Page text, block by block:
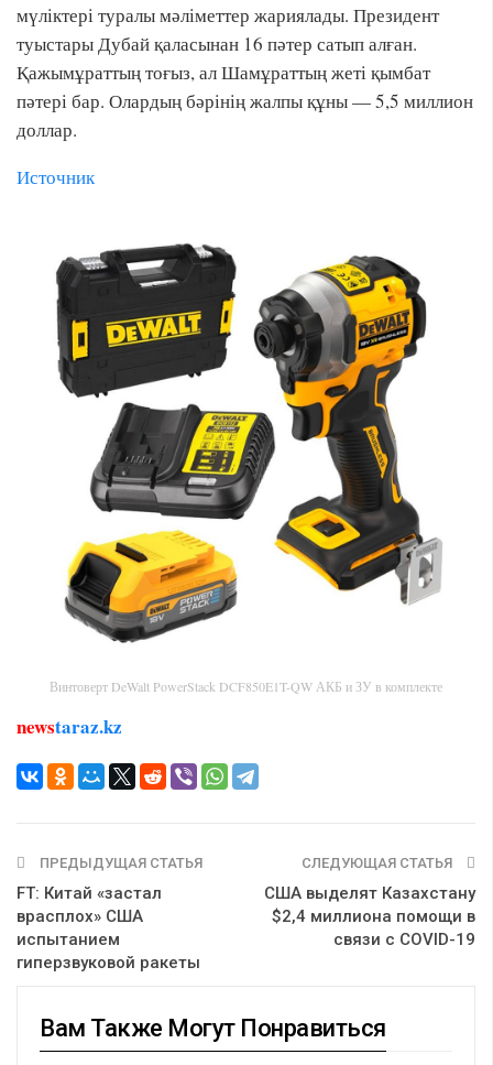
мүліктері туралы мәліметтер жариялады. Президент
туыстары Дубай қаласынан 16 пәтер сатып алған.
Қажымұраттың тоғыз, ал Шамұраттың жеті қымбат
пәтері бар. Олардың бәрінің жалпы құны — 5,5 миллион
доллар.
Источник
Винтоверт DeWalt PowerStack DCF850E1T-QW АКБ и ЗУ в комплекте
newstaraz.kz
ПРЕДЫДУЩАЯ СТАТЬЯ
FT: Китай «застал
врасплох» США
испытанием
гиперзвуковой ракеты
СЛЕДУЮЩАЯ СТАТЬЯ
США выделят Казахстану
$2,4 миллиона помощи в
связи с COVID-19
Вам Также Могут Понравиться